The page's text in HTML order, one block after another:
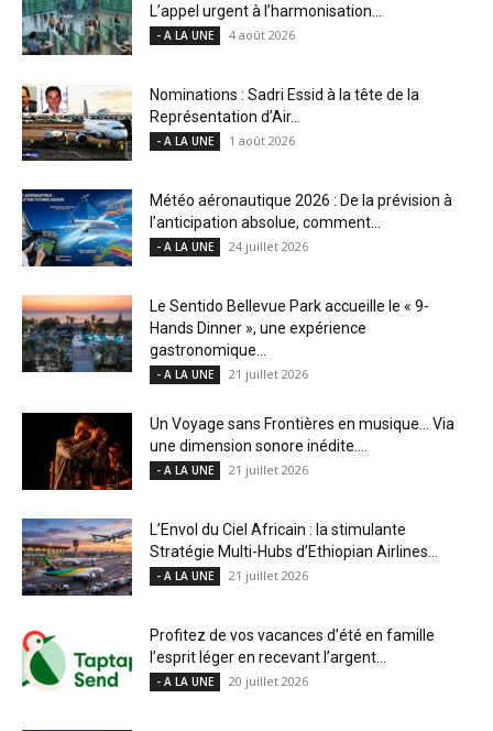
L’appel urgent à l’harmonisation...
- A LA UNE 4 août 2026
Nominations : Sadri Essid à la tête de la
Représentation d’Air...
- A LA UNE 1 août 2026
Météo aéronautique 2026 : De la prévision à
l’anticipation absolue, comment...
- A LA UNE 24 juillet 2026
Le Sentido Bellevue Park accueille le « 9-
Hands Dinner », une expérience
gastronomique...
- A LA UNE 21 juillet 2026
Un Voyage sans Frontières en musique… Via
une dimension sonore inédite....
- A LA UNE 21 juillet 2026
L’Envol du Ciel Africain : la stimulante
Stratégie Multi-Hubs d’Ethiopian Airlines...
- A LA UNE 21 juillet 2026
Profitez de vos vacances d’été en famille
l’esprit léger en recevant l’argent...
- A LA UNE 20 juillet 2026